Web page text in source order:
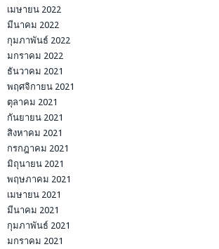
เมษายน 2022
มีนาคม 2022
กุมภาพันธ์ 2022
มกราคม 2022
ธันวาคม 2021
พฤศจิกายน 2021
ตุลาคม 2021
กันยายน 2021
สิงหาคม 2021
กรกฎาคม 2021
มิถุนายน 2021
พฤษภาคม 2021
เมษายน 2021
มีนาคม 2021
กุมภาพันธ์ 2021
มกราคม 2021